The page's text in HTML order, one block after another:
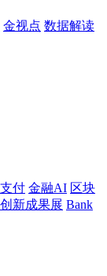
金视点 数据解读
付 金融AI 区块
新成果展 Bank